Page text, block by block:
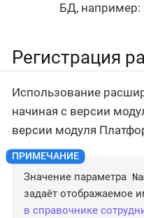
БД, например:
Регистрация
Использование
начиная с версии
версии модуля
Значение параметра
задаёт отображаемое
в справочнике